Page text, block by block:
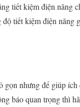
tiết kiệm điện năng
độ tiết kiệm điện năng
gọn nhưng để giúp
báo quan trọng thì